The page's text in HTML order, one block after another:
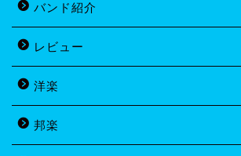
バンド紹介
レビュー
洋楽
邦楽